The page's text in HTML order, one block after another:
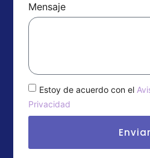
Mensaje
Estoy de acuerdo con el
Privacidad
Enviar